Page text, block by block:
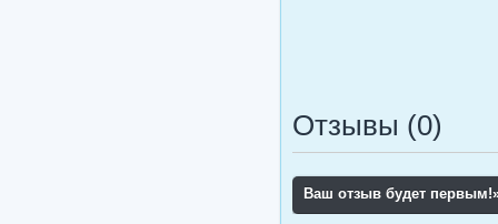
Отзывы (0)
Ваш отзыв будет первым!